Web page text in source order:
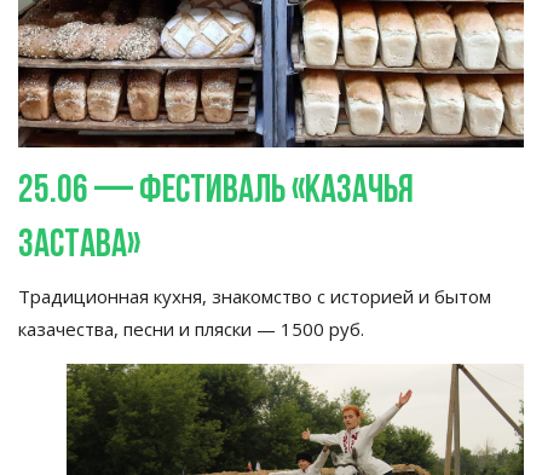
25.06—фестиваль«Казачья
застава»
Традиционная кухня, знакомство с историей и бытом
казачества, песни и пляски — 1500 руб.